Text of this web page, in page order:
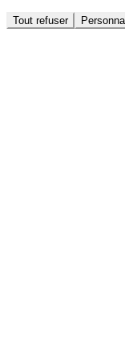
Tout refuser